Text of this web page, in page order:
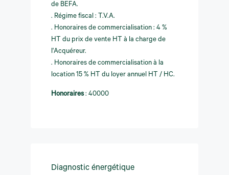
de BEFA.
. Régime fiscal : T.V.A.
. Honoraires de commercialisation : 4 %
HT du prix de vente HT à la charge de
l'Acquéreur.
. Honoraires de commercialisation à la
location 15 % HT du loyer annuel HT / HC.
Honoraires : 40000
Diagnostic énergétique